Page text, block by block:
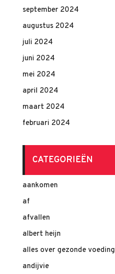
september 2024
augustus 2024
juli 2024
juni 2024
mei 2024
april 2024
maart 2024
februari 2024
CATEGORIEËN
aankomen
af
afvallen
albert heijn
alles over gezonde voeding
andijvie